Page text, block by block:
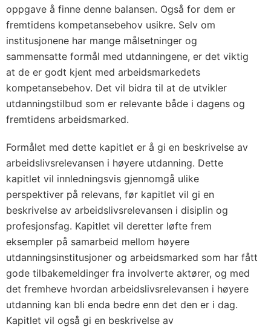
oppgave å finne denne balansen. Også for dem er
fremtidens kompetansebehov usikre. Selv om
institusjonene har mange målsetninger og
sammensatte formål med utdanningene, er det viktig
at de er godt kjent med arbeidsmarkedets
kompetansebehov. Det vil bidra til at de utvikler
utdanningstilbud som er relevante både i dagens og
fremtidens arbeidsmarked.
Formålet med dette kapitlet er å gi en beskrivelse av
arbeidslivsrelevansen i høyere utdanning. Dette
kapitlet vil innledningsvis gjennomgå ulike
perspektiver på relevans, før kapitlet vil gi en
beskrivelse av arbeidslivsrelevansen i disiplin og
profesjonsfag. Kapitlet vil deretter løfte frem
eksempler på samarbeid mellom høyere
utdanningsinstitusjoner og arbeidsmarked som har fått
gode tilbakemeldinger fra involverte aktører, og med
det fremheve hvordan arbeidslivsrelevansen i høyere
utdanning kan bli enda bedre enn det den er i dag.
Kapitlet vil også gi en beskrivelse av